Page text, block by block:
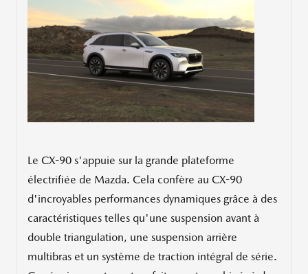
Le CX-90 s'appuie sur la grande plateforme
électrifiée de Mazda. Cela confère au CX-90
d'incroyables performances dynamiques grâce à des
caractéristiques telles qu'une suspension avant à
double triangulation, une suspension arrière
multibras et un système de traction intégral de série.